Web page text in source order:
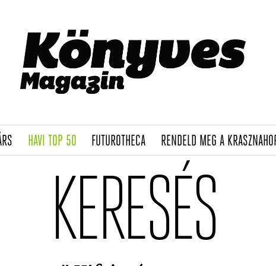
(CURRENT)
HAVI TOP 50(CURRENT)
FUTUROTHECA(CURRENT)
RENDELD MEG A
KERESÉS